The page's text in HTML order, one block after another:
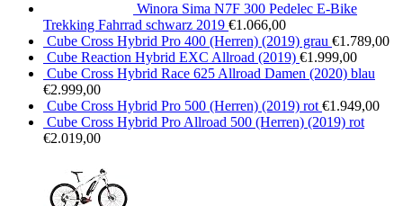
Winora Sima N7F 300 Pedelec E-Bike
Trekking Fahrrad schwarz 2019 €1.066,00
Cube Cross Hybrid Pro 400 (Herren) (2019) grau €1.789,00
Cube Reaction Hybrid EXC Allroad (2019) €1.999,00
Cube Cross Hybrid Race 625 Allroad Damen (2020) blau
€2.999,00
Cube Cross Hybrid Pro 500 (Herren) (2019) rot €1.949,00
Cube Cross Hybrid Pro Allroad 500 (Herren) (2019) rot
€2.019,00